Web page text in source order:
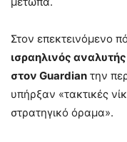
Στον επεκτεινόμενο
ισραηλινός
στον Guardian την
υπήρξαν «τακτικές
στρατηγικό όραμα».